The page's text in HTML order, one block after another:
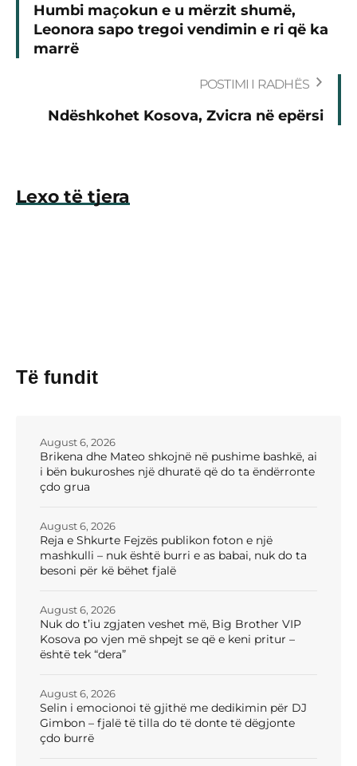
Humbi maҫokun e u mërzit shumë,
Leonora sapo tregoi vendimin e ri që ka
marrë
POSTIMI I RADHËS
Ndëshkohet Kosova, Zvicra në epërsi
Lexo të tjera
Të fundit
Brikena dhe Mateo shkojnë në pushime bashkë, ai
i bën bukuroshes një dhuratë që do ta ëndërronte
çdo grua
August 6, 2026
Reja e Shkurte Fejzës publikon foton e një
mashkulli – nuk është burri e as babai, nuk do ta
besoni për kë bëhet fjalë
August 6, 2026
Nuk do t’iu zgjaten veshet më, Big Brother VIP
Kosova po vjen më shpejt se që e keni pritur –
është tek “dera”
August 6, 2026
Selin i emocionoi të gjithë me dedikimin për DJ
Gimbon – fjalë të tilla do të donte të dëgjonte
çdo burrë
August 6, 2026